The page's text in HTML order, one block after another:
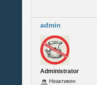
admin
Administrator
Неактивен